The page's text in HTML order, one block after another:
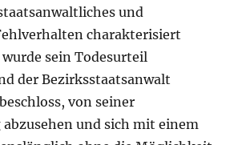
und
charakterisiert
wurde sein Todesurteil
der Bezirksstaatsanwalt
von seiner
und sich mit einem